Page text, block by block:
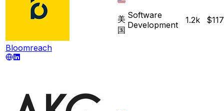
Bloomreach
美
国
Software
Development
1.2k